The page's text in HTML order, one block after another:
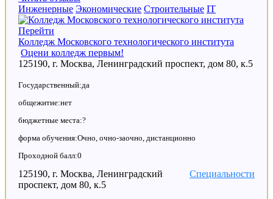
Инженерные Экономические Строительные IT
Перейти
Колледж Московского технологического института
Оцени колледж первым!
125190, г. Москва, Ленинградский проспект, дом 80, к.5
Государственный:да
общежитие:нет
бюджетные места:?
форма обучения:Очно, очно-заочно, дистанционно
Проходной балл:0
Специальности
125190, г. Москва, Ленинградский
проспект, дом 80, к.5